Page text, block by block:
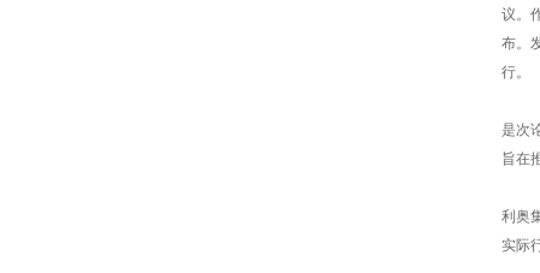
议。
布。
行。
是次
旨在
利奥
实际